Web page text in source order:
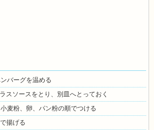
バーグを温める
スソースをとり、別皿へとっておく
麦粉、卵、パン粉の順でつける
揚げる